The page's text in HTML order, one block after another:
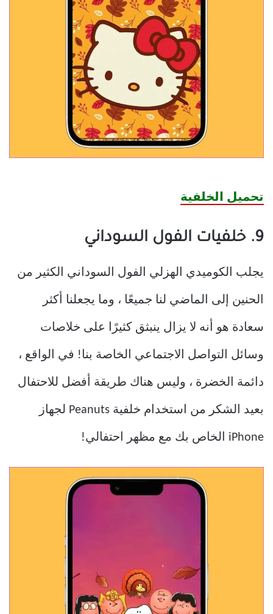
تحميل الخلفية
9. خلفيات الفول السوداني
يجلب الكوميدي الهزلي الفول السوداني الكثير من
الحنين إلى الماضي لنا جميعًا ، وما يجعلنا أكثر
سعادة هو أنه لا يزال ينبثق كثيرًا على خلاصات
وسائل التواصل الاجتماعي الخاصة بنا! في الواقع ،
دائمة الخضرة ، وليس هناك طريقة أفضل للاحتفال
بعيد الشكر من استخدام خلفية Peanuts لجهاز
iPhone الخاص بك مع مظهر احتفالي!